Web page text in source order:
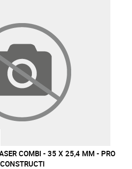
COMBI - 35 X 25,4 MM - PRO
CONSTRUCTI